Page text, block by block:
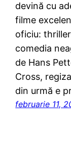
devină cu
filme
oficiu:
comedia
de Hans
Cross,
din urmă e
februarie 11,